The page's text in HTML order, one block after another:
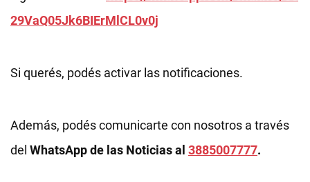
29VaQ05Jk6BIErMlCL0v0j
Si querés, podés activar las notificaciones.
Además, podés comunicarte con nosotros a través
del WhatsApp de las Noticias al 3885007777.